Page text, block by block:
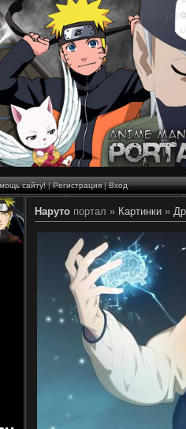
сайту!|Регистрация|Вход
Наруто портал » Картинки »